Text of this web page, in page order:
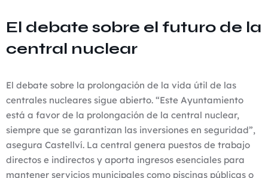
El debate sobre el futuro de la
central nuclear
El debate sobre la prolongación de la vida útil de las
centrales nucleares sigue abierto. “Este Ayuntamiento
está a favor de la prolongación de la central nuclear,
siempre que se garantizan las inversiones en seguridad”,
asegura Castellví. La central genera puestos de trabajo
directos e indirectos y aporta ingresos esenciales para
mantener servicios municipales como piscinas públicas o